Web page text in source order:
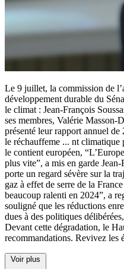
Le 9 juillet, la commission de
développement durable du
le climat : Jean-François
ses membres, Valérie
présenté leur rapport annuel de
le réchauffeme ... nt climatique
le contient européen,
plus vite”, a mis en garde
porte un regard sévère sur la
gaz à effet de serre de la
beaucoup ralenti en 2024”, a
souligné que les réductions
dues à des politiques
Devant cette dégradation, le
recommandations. Revivez les
Voir plus